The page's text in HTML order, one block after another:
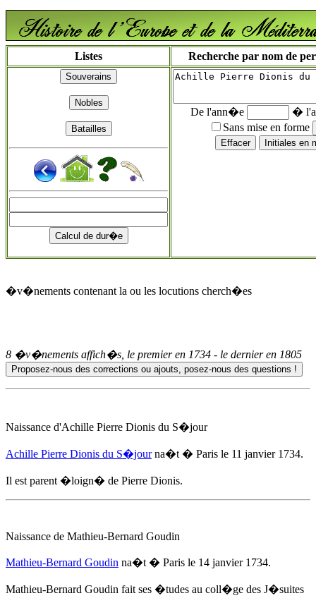
Listes Recherche par nom de
De l'ann�e
�
Sans mise en forme
�v�nements contenant la ou les locutions cherch�es
8 �v�nements affich�s, le premier en 1734 - le dernier en 1805
Naissance d'Achille Pierre Dionis du S�jour
Achille Pierre Dionis du S�journa�t � Paris le 11 janvier 1734.
Il est parent �loign� de Pierre Dionis.
Naissance de Mathieu-Bernard Goudin
Mathieu-Bernard Goudin na�t � Paris le 14 janvier 1734.
Mathieu-Bernard Goudin fait ses �tudes au coll�ge des J�suites